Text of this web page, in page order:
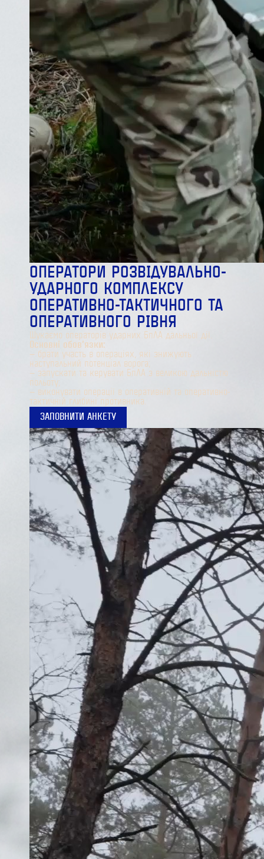
ОПЕРАТОРИ РОЗВІДУВАЛЬНО-
УДАРНОГО КОМПЛЕКСУ
ОПЕРАТИВНО-ТАКТИЧНОГО ТА
ОПЕРАТИВНОГО РІВНЯ
Шукаємо операторів ударних БпЛА дальньої дії.
Основні обов’язки:
— брати участь в операціях, які знижують
наступальний потенціал ворога;
— запускати та керувати БпЛА з великою дальністю
польоту;
— виконувати операції в оперативній та оперативно-
тактичній глибині противника.
ЗАПОВНИТИ АНКЕТУ